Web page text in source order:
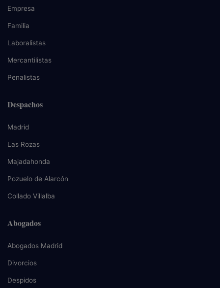
Empresa
Familia
Laboralistas
Mercantilistas
Penalistas
Despachos
Madrid
Las Rozas
Majadahonda
Pozuelo de Alarcón
Collado Villalba
Abogados
Abogados Madrid
Divorcios
Despidos